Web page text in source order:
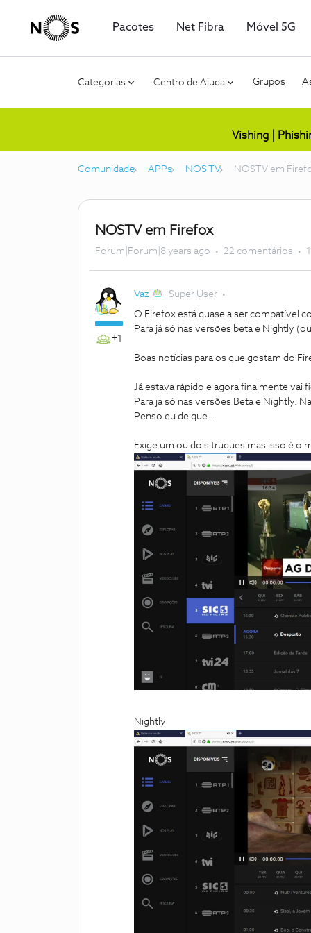
Pacotes Net Fibra Móvel 5G
Categorias Centro de Ajuda Grupos
Vishing |
Comunidade APPs NOS TV NOSTV em
NOSTV em Firefox
Forum|Forum|8 years ago 22 comentários
+1
Vaz Super User
O Firefox está quase a ser compatível
Para já só nas versões beta e Nightly
Boas notícias para os que gostam do
Já estava rápido e agora finalmente vai
Para já só nas versões Beta e Nightly.
Penso eu de que...
Exige um ou dois truques mas isso é o
Nightly